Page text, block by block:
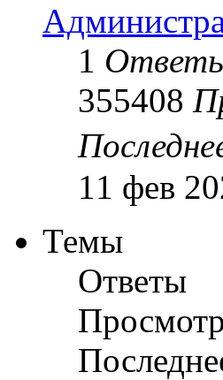
1
355408
11 фев
Темы
Ответы